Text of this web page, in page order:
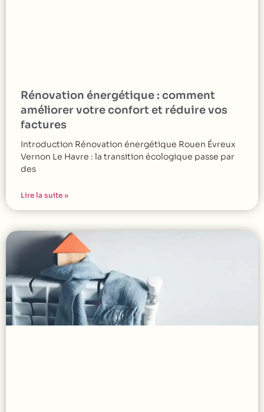
Rénovation énergétique : comment
améliorer votre confort et réduire vos
factures
Introduction Rénovation énergétique Rouen Évreux
Vernon Le Havre : la transition écologique passe par
des
Lire la suite »